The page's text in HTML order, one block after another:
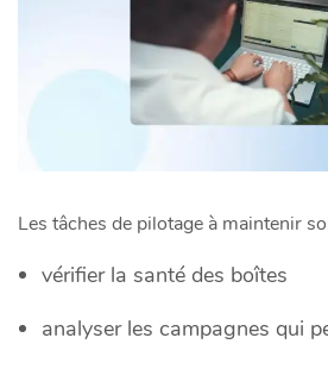
Les tâches de pilotage à maintenir
vérifier la santé des boîtes
analyser les campagnes qui